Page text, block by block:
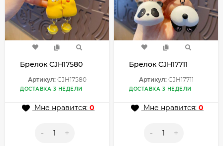
Брелок CJH17580
Артикул:CJH17580
ДОСТАВКА 3 НЕДЕЛИ
Мне нравится: 0
- +
Брелок CJH17711
Артикул:CJH17711
ДОСТАВКА 3 НЕДЕЛИ
Мне нравится: 0
- +